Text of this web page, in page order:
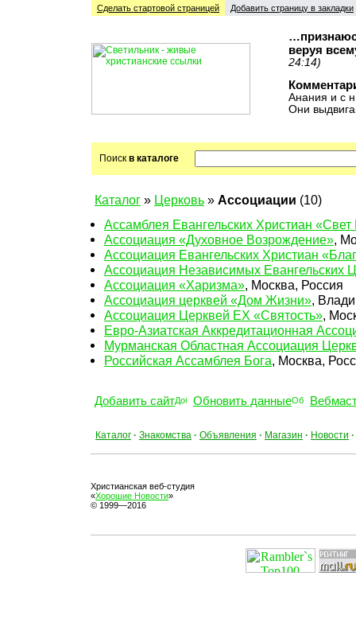
Сделать стартовой cтраницей Добавить страницу в закладки
веруя
24:14)
Анания и с
Они
Поиск в каталоге
Каталог » Церковь » Ассоциации (10)
Ассамблея Евангельских Христиан
Ассоциация «Духовное Возрождение»,
Ассоциация Евангельских Христиан
Ассоциация Независимых Евангельских
Ассоциация «Харизма», Москва, Россия
Ассоциация церквей «Дом Жизни»,
Ассоциация Церквей ЕХ «Святость»,
Евро-Азиатская Аккредитационная
Мурманская Областная Ассоциация
Российская Ассамблея Бога, Москва,
Добавить сайт Обновить данные
Каталог · Знакомства · Объявления · Магазин · Новости ·
Христианская веб-студия
«Хорошие Новости»
© 1999—2016